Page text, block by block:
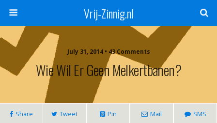
Vrij-Zinnig.nl
July 31, 2014 • 43 Comments
Wie Wil Er Geen Melkertbanen?
Share Tweet Pin Mail SMS